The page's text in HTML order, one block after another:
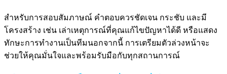
สำหรับการสอบสัมภาษณ์ คำตอบควรชัดเจน กระชับ และมี
โครงสร้าง เช่น เล่าเหตุการณ์ที่คุณแก้ไขปัญหาได้ดี หรือแสดง
ทักษะการทำงานเป็นทีมนอกจากนี้ การเตรียมตัวล่วงหน้าจะ
ช่วยให้คุณมั่นใจและพร้อมรับมือกับทุกสถานการณ์